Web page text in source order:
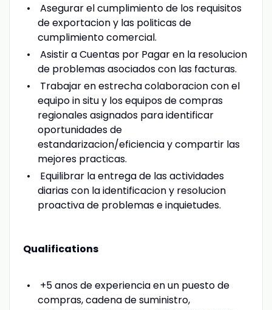
Asegurar el cumplimiento de los requisitos
de exportacion y las politicas de
cumplimiento comercial.
Asistir a Cuentas por Pagar en la resolucion
de problemas asociados con las facturas.
Trabajar en estrecha colaboracion con el
equipo in situ y los equipos de compras
regionales asignados para identificar
oportunidades de
estandarizacion/eficiencia y compartir las
mejores practicas.
Equilibrar la entrega de las actividades
diarias con la identificacion y resolucion
proactiva de problemas e inquietudes.
Qualifications
+5 anos de experiencia en un puesto de
compras, cadena de suministro,